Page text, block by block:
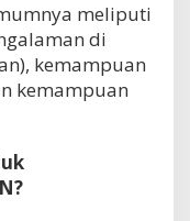
meliputi
di
kemampuan
kemampuan